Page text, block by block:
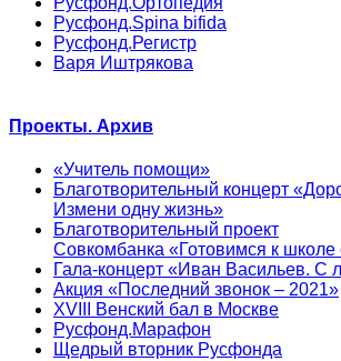
Русфонд.Spina bifida
Русфонд.Регистр
Варя Иштрякова
Проекты. Архив
«Учитель помощи»
Благотворительный концерт
Измени одну жизнь»
Благотворительный проект
Совкомбанка «Готовимся к
Гала-концерт «Иван Васильев.
Акция «Последний звонок – 2021»
XVIII Венский бал в Москве
Русфонд.Марафон
Щедрый вторник Русфонда